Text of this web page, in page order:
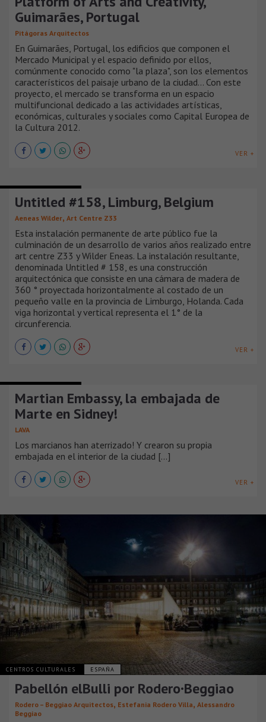
Guimarães, Portugal
Pitágoras Arquitectos
En Guimarães, Portugal, los edificios que componen el
Mercado Municipal y el espacio definido por ellos,
comúnmente conocido como "la plaza", son los elementos
característicos del paisaje urbano de la ciudad... Con este
proyecto, el mercado se transforma en un espacio
multifuncional dedicado a las actividades artísticas,
económicas, culturales y sociales como Capital Europea de
la Cultura 2012.
VER +
Untitled #158, Limburg, Belgium
Aeneas Wilder, Art Centre Z33
Esta instalación permanente de arte público fue la
culminación de un desarrollo de varios años realizado entre
art centre Z33 y Wilder Eneas. La instalación resultante,
denominada Untitled # 158, es una construcción
arquitectónica que consiste en una cámara de madera de
360 ° proyectada horizontalmente al costado de un
pequeño valle en la provincia de Limburgo, Holanda. Cada
viga horizontal y vertical representa el 1° de la
circunferencia.
VER +
Martian Embassy, la embajada de
Marte en Sidney!
LAVA
Los marcianos han aterrizado! Y crearon su propia
embajada en el interior de la ciudad [...]
VER +
CENTROS CULTURALES ESPAÑA
Pabellón elBulli por Rodero·Beggiao
Rodero – Beggiao Arquitectos, Estefania Rodero Villa, Alessandro
Beggiao